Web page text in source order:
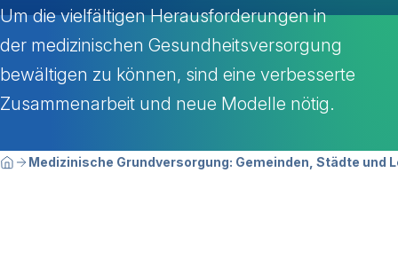
Um die vielfältigen Herausforderungen in
der medizinischen Gesundheitsversorgung
bewältigen zu können, sind eine verbesserte
Zusammenarbeit und neue Modelle nötig.
Breadcrumbnavigation
Sie befinden sich hier:
HomeMedizinische Grundversorgung: Gemeinden, Städte und